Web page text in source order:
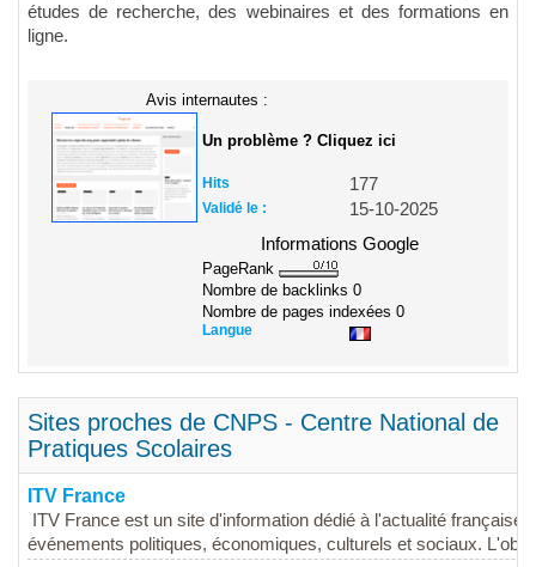
études de recherche, des webinaires et des formations en
ligne.
Avis internautes :
Un problème ? Cliquez ici
Hits 177
Validé le :
15-10-2025
Informations Google
PageRank
Nombre de backlinks 0
Nombre de pages indexées 0
Langue
Sites proches de CNPS - Centre National de
Pratiques Scolaires
ITV France
ITV France est un site d'information dédié à l'actualité
événements politiques, économiques, culturels et sociaux.